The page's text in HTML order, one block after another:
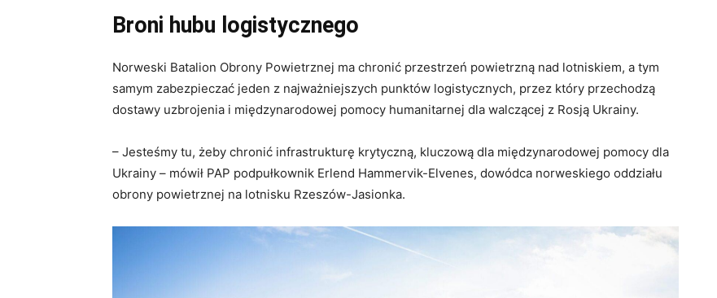
Broni hubu logistycznego
Norweski Batalion Obrony Powietrznej ma chronić przestrzeń powietrzną nad lotniskiem, a tym
samym zabezpieczać jeden z najważniejszych punktów logistycznych, przez który przechodzą
dostawy uzbrojenia i międzynarodowej pomocy humanitarnej dla walczącej z Rosją Ukrainy.
– Jesteśmy tu, żeby chronić infrastrukturę krytyczną, kluczową dla międzynarodowej pomocy dla
Ukrainy – mówił PAP podpułkownik Erlend Hammervik-Elvenes, dowódca norweskiego oddziału
obrony powietrznej na lotnisku Rzeszów-Jasionka.